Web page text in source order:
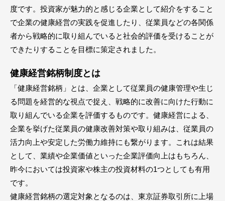
度です。投資家が魅力的と感じる企業として紹介をすること
で企業の健康経営の実践を促進したり、従業員などの各関係
者から戦略的に取り組んでいると社会的評価を受けることが
できたりすることを目標に策定されました。
健康経営銘柄制度とは
「健康経営銘柄」とは、企業として従業員の健康管理や生じ
る問題を経営的な視点で捉え、戦略的に改善に向けた行動に
取り組んでいる企業を評価するものです。健康経営による、
企業を挙げた従業員の健康改善対策や取り組みは、従業員の
活力向上や安定した労働力維持にも繋がります。これは結果
として、業績や企業価値といった企業評価向上はもちろん、
昨今においては投資家や株主の投資材料の1つとしても有用
です。
健康経営銘柄の選定対象となるのは、東京証券取引所に上場